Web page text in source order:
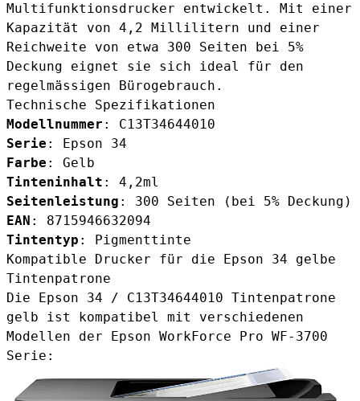
Multifunktionsdrucker entwickelt. Mit einer
Kapazität von 4,2 Millilitern und einer
Reichweite von etwa 300 Seiten bei 5%
Deckung eignet sie sich ideal für den
regelmässigen Bürogebrauch.
Technische Spezifikationen
Modellnummer : C13T34644010
Serie : Epson 34
Farbe : Gelb
Tinteninhalt : 4,2ml
Seitenleistung : 300 Seiten (bei 5% Deckung)
EAN : 8715946632094
Tintentyp : Pigmenttinte
Kompatible Drucker für die Epson 34 gelbe
Tintenpatrone
Die Epson 34 / C13T34644010 Tintenpatrone
gelb ist kompatibel mit verschiedenen
Modellen der Epson WorkForce Pro WF-3700
Serie: